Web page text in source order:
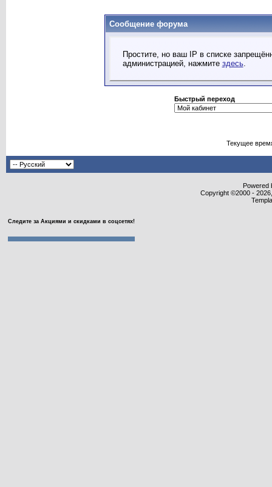
Сообщение форума
Простите, но ваш IP в списке
администрацией, нажмите здесь.
Быстрый переход
Текущее
Powered
Copyright ©2000 -
Следите за Акциями и скидками в соцсетях!